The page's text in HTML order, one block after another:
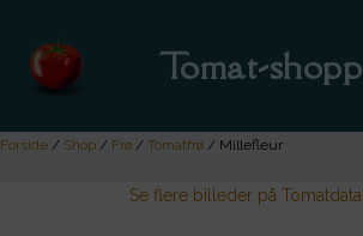
Tomat-
Forside / Shop / Frø / Tomatfrø / Millefleur
Se flere billeder på